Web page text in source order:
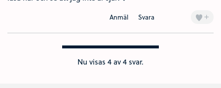
Anmäl Svara +
Nu visas 4av 4 svar.